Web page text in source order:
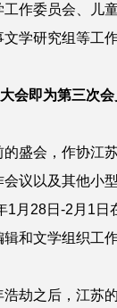
作委员会、儿
学研究组等工
会即为第三次会
盛会，作协江
议以及其他小
1月28日-2月1日
和文学组织工
劫之后，江苏